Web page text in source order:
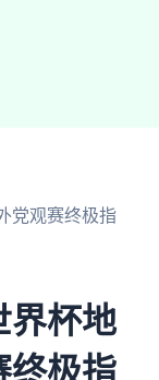
党观赛终极指
界杯地
终极指